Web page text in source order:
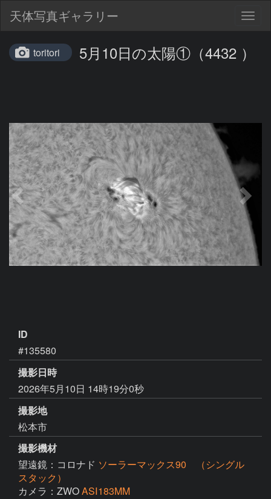
天体写真ギャラリー
toritori 5月10日の太陽①（4432 ）
ID
#135580
撮影日時
2026年5月10日 14時19分0秒
撮影地
松本市
撮影機材
望遠鏡：コロナド ソーラーマックス90 （シングル
スタック）
カメラ：ZWOASⅠ183MM